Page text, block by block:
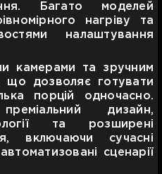
Багато моделей
нагріву та
налаштування
камерами та зручним
що дозволяє готувати
порцій одночасно.
дизайн,
та розширені
включаючи сучасні
сценарії